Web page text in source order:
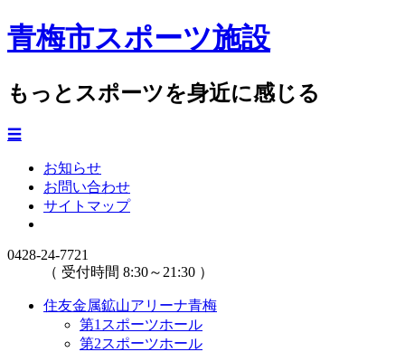
青梅市スポーツ施設
もっとスポーツを身近に感じる
☰
お知らせ
お問い合わせ
サイトマップ
0428-24-7721
（ 受付時間 8:30～21:30 ）
住友金属鉱山アリーナ青梅
第1スポーツホール
第2スポーツホール